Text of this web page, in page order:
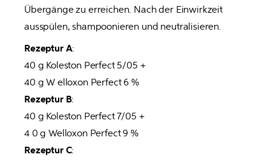
Übergänge zu erreichen. Nach der Einwirkzeit
ausspülen, shampoonieren und neutralisieren.
Rezeptur A:
40 g Koleston Perfect 5/05 +
40 g W elloxon Perfect 6 %
Rezeptur B:
40 g Koleston Perfect 7/05 +
4 0 g Welloxon Perfect 9 %
Rezeptur C: